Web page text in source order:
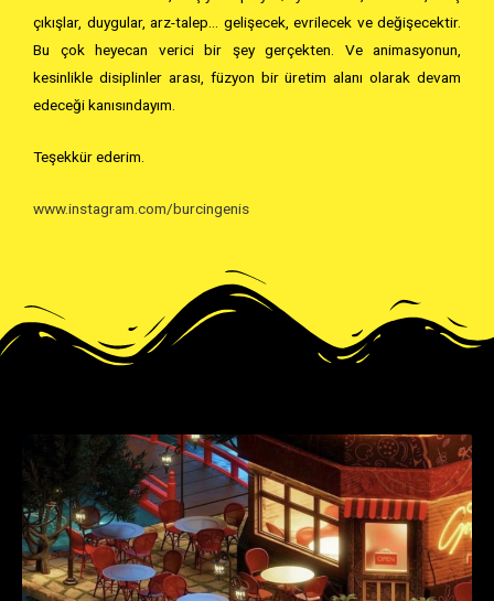
çıkışlar, duygular, arz-talep… gelişecek, evrilecek ve değişecektir.
Bu çok heyecan verici bir şey gerçekten. Ve animasyonun,
kesinlikle disiplinler arası, füzyon bir üretim alanı olarak devam
edeceği kanısındayım.
Teşekkür ederim.
www.instagram.com/burcingenis